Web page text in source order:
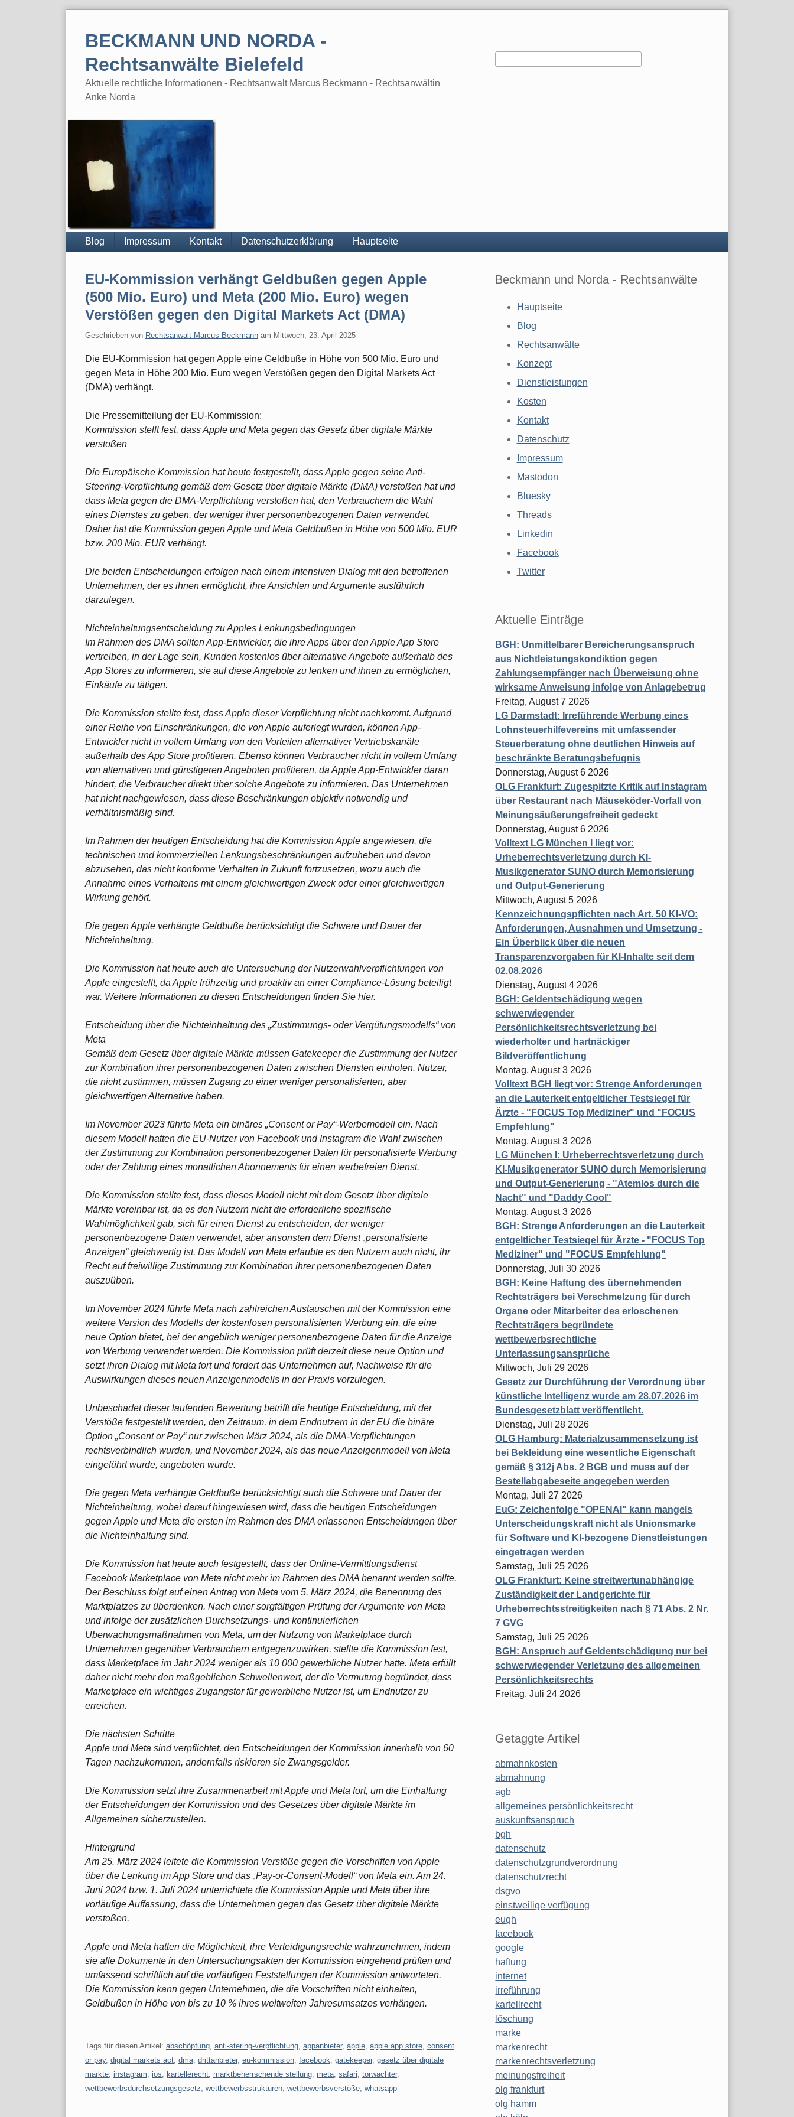
BECKMANN UND NORDA -
Rechtsanwälte Bielefeld
Aktuelle rechtliche Informationen - Rechtsanwalt Marcus Beckmann - Rechtsanwältin
Anke Norda
Blog Impressum Kontakt Datenschutzerklärung Hauptseite
EU-Kommission verhängt Geldbußen gegen Apple
(500 Mio. Euro) und Meta (200 Mio. Euro) wegen
Verstößen gegen den Digital Markets Act (DMA)
Geschrieben von Rechtsanwalt Marcus Beckmann am Mittwoch, 23. April 2025
Die EU-Kommission hat gegen Apple eine Geldbuße in Höhe von 500 Mio. Euro und
gegen Meta in Höhe 200 Mio. Euro wegen Verstößen gegen den Digital Markets Act
(DMA) verhängt.
Die Pressemitteilung der EU-Kommission:
Kommission stellt fest, dass Apple und Meta gegen das Gesetz über digitale Märkte
verstoßen
Die Europäische Kommission hat heute festgestellt, dass Apple gegen seine Anti-
Steering-Verpflichtung gemäß dem Gesetz über digitale Märkte (DMA) verstoßen hat und
dass Meta gegen die DMA-Verpflichtung verstoßen hat, den Verbrauchern die Wahl
eines Dienstes zu geben, der weniger ihrer personenbezogenen Daten verwendet.
Daher hat die Kommission gegen Apple und Meta Geldbußen in Höhe von 500 Mio. EUR
bzw. 200 Mio. EUR verhängt.
Die beiden Entscheidungen erfolgen nach einem intensiven Dialog mit den betroffenen
Unternehmen, der es ihnen ermöglicht, ihre Ansichten und Argumente ausführlich
darzulegen.
Nichteinhaltungsentscheidung zu Apples Lenkungsbedingungen
Im Rahmen des DMA sollten App-Entwickler, die ihre Apps über den Apple App Store
vertreiben, in der Lage sein, Kunden kostenlos über alternative Angebote außerhalb des
App Stores zu informieren, sie auf diese Angebote zu lenken und ihnen zu ermöglichen,
Einkäufe zu tätigen.
Die Kommission stellte fest, dass Apple dieser Verpflichtung nicht nachkommt. Aufgrund
einer Reihe von Einschränkungen, die von Apple auferlegt wurden, können App-
Entwickler nicht in vollem Umfang von den Vorteilen alternativer Vertriebskanäle
außerhalb des App Store profitieren. Ebenso können Verbraucher nicht in vollem Umfang
von alternativen und günstigeren Angeboten profitieren, da Apple App-Entwickler daran
hindert, die Verbraucher direkt über solche Angebote zu informieren. Das Unternehmen
hat nicht nachgewiesen, dass diese Beschränkungen objektiv notwendig und
verhältnismäßig sind.
Im Rahmen der heutigen Entscheidung hat die Kommission Apple angewiesen, die
technischen und kommerziellen Lenkungsbeschränkungen aufzuheben und davon
abzusehen, das nicht konforme Verhalten in Zukunft fortzusetzen, wozu auch die
Annahme eines Verhaltens mit einem gleichwertigen Zweck oder einer gleichwertigen
Wirkung gehört.
Die gegen Apple verhängte Geldbuße berücksichtigt die Schwere und Dauer der
Nichteinhaltung.
Die Kommission hat heute auch die Untersuchung der Nutzerwahlverpflichtungen von
Apple eingestellt, da Apple frühzeitig und proaktiv an einer Compliance-Lösung beteiligt
war. Weitere Informationen zu diesen Entscheidungen finden Sie hier.
Entscheidung über die Nichteinhaltung des „Zustimmungs- oder Vergütungsmodells“ von
Meta
Gemäß dem Gesetz über digitale Märkte müssen Gatekeeper die Zustimmung der Nutzer
zur Kombination ihrer personenbezogenen Daten zwischen Diensten einholen. Nutzer,
die nicht zustimmen, müssen Zugang zu einer weniger personalisierten, aber
gleichwertigen Alternative haben.
Im November 2023 führte Meta ein binäres „Consent or Pay“-Werbemodell ein. Nach
diesem Modell hatten die EU-Nutzer von Facebook und Instagram die Wahl zwischen
der Zustimmung zur Kombination personenbezogener Daten für personalisierte Werbung
oder der Zahlung eines monatlichen Abonnements für einen werbefreien Dienst.
Die Kommission stellte fest, dass dieses Modell nicht mit dem Gesetz über digitale
Märkte vereinbar ist, da es den Nutzern nicht die erforderliche spezifische
Wahlmöglichkeit gab, sich für einen Dienst zu entscheiden, der weniger
personenbezogene Daten verwendet, aber ansonsten dem Dienst „personalisierte
Anzeigen“ gleichwertig ist. Das Modell von Meta erlaubte es den Nutzern auch nicht, ihr
Recht auf freiwillige Zustimmung zur Kombination ihrer personenbezogenen Daten
auszuüben.
Im November 2024 führte Meta nach zahlreichen Austauschen mit der Kommission eine
weitere Version des Modells der kostenlosen personalisierten Werbung ein, die eine
neue Option bietet, bei der angeblich weniger personenbezogene Daten für die Anzeige
von Werbung verwendet werden. Die Kommission prüft derzeit diese neue Option und
setzt ihren Dialog mit Meta fort und fordert das Unternehmen auf, Nachweise für die
Auswirkungen dieses neuen Anzeigenmodells in der Praxis vorzulegen.
Unbeschadet dieser laufenden Bewertung betrifft die heutige Entscheidung, mit der
Verstöße festgestellt werden, den Zeitraum, in dem Endnutzern in der EU die binäre
Option „Consent or Pay“ nur zwischen März 2024, als die DMA-Verpflichtungen
rechtsverbindlich wurden, und November 2024, als das neue Anzeigenmodell von Meta
eingeführt wurde, angeboten wurde.
Die gegen Meta verhängte Geldbuße berücksichtigt auch die Schwere und Dauer der
Nichteinhaltung, wobei darauf hingewiesen wird, dass die heutigen Entscheidungen
gegen Apple und Meta die ersten im Rahmen des DMA erlassenen Entscheidungen über
die Nichteinhaltung sind.
Die Kommission hat heute auch festgestellt, dass der Online-Vermittlungsdienst
Facebook Marketplace von Meta nicht mehr im Rahmen des DMA benannt werden sollte.
Der Beschluss folgt auf einen Antrag von Meta vom 5. März 2024, die Benennung des
Marktplatzes zu überdenken. Nach einer sorgfältigen Prüfung der Argumente von Meta
und infolge der zusätzlichen Durchsetzungs- und kontinuierlichen
Überwachungsmaßnahmen von Meta, um der Nutzung von Marketplace durch
Unternehmen gegenüber Verbrauchern entgegenzuwirken, stellte die Kommission fest,
dass Marketplace im Jahr 2024 weniger als 10 000 gewerbliche Nutzer hatte. Meta erfüllt
daher nicht mehr den maßgeblichen Schwellenwert, der die Vermutung begründet, dass
Marketplace ein wichtiges Zugangstor für gewerbliche Nutzer ist, um Endnutzer zu
erreichen.
Die nächsten Schritte
Apple und Meta sind verpflichtet, den Entscheidungen der Kommission innerhalb von 60
Tagen nachzukommen, andernfalls riskieren sie Zwangsgelder.
Die Kommission setzt ihre Zusammenarbeit mit Apple und Meta fort, um die Einhaltung
der Entscheidungen der Kommission und des Gesetzes über digitale Märkte im
Allgemeinen sicherzustellen.
Hintergrund
Am 25. März 2024 leitete die Kommission Verstöße gegen die Vorschriften von Apple
über die Lenkung im App Store und das „Pay-or-Consent-Modell“ von Meta ein. Am 24.
Juni 2024 bzw. 1. Juli 2024 unterrichtete die Kommission Apple und Meta über ihre
vorläufige Auffassung, dass die Unternehmen gegen das Gesetz über digitale Märkte
verstoßen.
Apple und Meta hatten die Möglichkeit, ihre Verteidigungsrechte wahrzunehmen, indem
sie alle Dokumente in den Untersuchungsakten der Kommission eingehend prüften und
umfassend schriftlich auf die vorläufigen Feststellungen der Kommission antworteten.
Die Kommission kann gegen Unternehmen, die die Vorschriften nicht einhalten,
Geldbußen in Höhe von bis zu 10 % ihres weltweiten Jahresumsatzes verhängen.
Tags für diesen Artikel: abschöpfung anti-stering-verpflichtung appanbieter, apple apple app store consent
or pay, digital markets act dma drittanbieter, eu-kommission facebook gatekeeper, gesetz über digitale
märkte instagram ios kartellerecht marktbeherrschende stellung meta safari torwächter,
wettbewerbsdurchsetzungsgesetz wettbewerbsstrukturen wettbewerbsverstöße whatsapp
Beckmann und Norda - Rechtsanwälte
Hauptseite
Blog
Rechtsanwälte
Konzept
Dienstleistungen
Kosten
Kontakt
Datenschutz
Impressum
Mastodon
Bluesky
Threads
Linkedin
Facebook
Twitter
Aktuelle Einträge
BGH: Unmittelbarer Bereicherungsanspruch
aus Nichtleistungskondiktion gegen
Zahlungsempfänger nach Überweisung ohne
wirksame Anweisung infolge von Anlagebetrug
Freitag, August 7 2026
LG Darmstadt: Irreführende Werbung eines
Lohnsteuerhilfevereins mit umfassender
Steuerberatung ohne deutlichen Hinweis auf
beschränkte Beratungsbefugnis
Donnerstag, August 6 2026
OLG Frankfurt: Zugespitzte Kritik auf Instagram
über Restaurant nach Mäuseköder-Vorfall von
Meinungsäußerungsfreiheit gedeckt
Donnerstag, August 6 2026
Volltext LG München I liegt vor:
Urheberrechtsverletzung durch KI-
Musikgenerator SUNO durch Memorisierung
und Output-Generierung
Mittwoch, August 5 2026
Kennzeichnungspflichten nach Art. 50 KI-VO:
Anforderungen, Ausnahmen und Umsetzung -
Ein Überblick über die neuen
Transparenzvorgaben für KI-Inhalte seit dem
02.08.2026
Dienstag, August 4 2026
BGH: Geldentschädigung wegen
schwerwiegender
Persönlichkeitsrechtsverletzung bei
wiederholter und hartnäckiger
Bildveröffentlichung
Montag, August 3 2026
Volltext BGH liegt vor: Strenge Anforderungen
an die Lauterkeit entgeltlicher Testsiegel für
Ärzte - "FOCUS Top Mediziner" und "FOCUS
Empfehlung"
Montag, August 3 2026
LG München I: Urheberrechtsverletzung durch
KI-Musikgenerator SUNO durch Memorisierung
und Output-Generierung - "Atemlos durch die
Nacht" und "Daddy Cool"
Montag, August 3 2026
BGH: Strenge Anforderungen an die Lauterkeit
entgeltlicher Testsiegel für Ärzte - "FOCUS Top
Mediziner" und "FOCUS Empfehlung"
Donnerstag, Juli 30 2026
BGH: Keine Haftung des übernehmenden
Rechtsträgers bei Verschmelzung für durch
Organe oder Mitarbeiter des erloschenen
Rechtsträgers begründete
wettbewerbsrechtliche
Unterlassungsansprüche
Mittwoch, Juli 29 2026
Gesetz zur Durchführung der Verordnung über
künstliche Intelligenz wurde am 28.07.2026 im
Bundesgesetzblatt veröffentlicht.
Dienstag, Juli 28 2026
OLG Hamburg: Materialzusammensetzung ist
bei Bekleidung eine wesentliche Eigenschaft
gemäß § 312j Abs. 2 BGB und muss auf der
Bestellabgabeseite angegeben werden
Montag, Juli 27 2026
EuG: Zeichenfolge "OPENAI" kann mangels
Unterscheidungskraft nicht als Unionsmarke
für Software und KI-bezogene Dienstleistungen
eingetragen werden
Samstag, Juli 25 2026
OLG Frankfurt: Keine streitwertunabhängige
Zuständigkeit der Landgerichte für
Urheberrechtsstreitigkeiten nach § 71 Abs. 2 Nr.
7 GVG
Samstag, Juli 25 2026
BGH: Anspruch auf Geldentschädigung nur bei
schwerwiegender Verletzung des allgemeinen
Persönlichkeitsrechts
Freitag, Juli 24 2026
Getaggte Artikel
abmahnkosten
abmahnung
agb
allgemeines persönlichkeitsrecht
auskunftsanspruch
bgh
datenschutz
datenschutzgrundverordnung
datenschutzrecht
dsgvo
einstweilige verfügung
eugh
facebook
google
haftung
internet
irreführung
kartellrecht
löschung
marke
markenrecht
markenrechtsverletzung
meinungsfreiheit
olg frankfurt
olg hamm